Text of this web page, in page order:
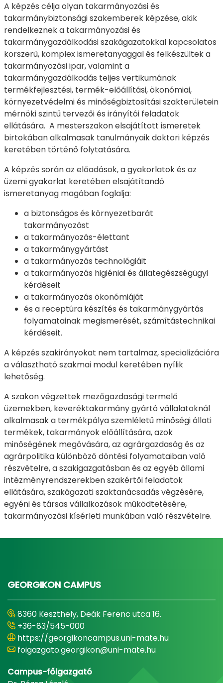
A képzés célja olyan takarmányozási és
takarmánybiztonsági szakemberek képzése, akik
rendelkeznek a takarmányozási és
takarmánygazdálkodási szakágazatokkal kapcsolatos
korszerű, komplex ismeretanyaggal és felkészültek a
takarmányozási ipar, valamint a
takarmánygazdálkodás teljes vertikumának
termékfejlesztési, termék-előállítási, ökonómiai,
környezetvédelmi és minőségbiztosítási szakterületein
mérnöki szintű tervezői és irányítói feladatok
ellátására. A mesterszakon elsajátított ismeretek
birtokában alkalmasak tanulmányaik doktori képzés
keretében történő folytatására.
A képzés során az előadások, a gyakorlatok és az
üzemi gyakorlat keretében elsajátítandó
ismeretanyag magában foglalja:
a biztonságos és környezetbarát
takarmányozást
a takarmányozás-élettant
a takarmánygyártást
a takarmányozás technológiáit
a takarmányozás higiéniai és állategészségügyi
kérdéseit
a takarmányozás ökonómiáját
és a receptúra készítés és takarmánygyártás
folyamatainak megismerését, számítástechnikai
kérdéseit.
A képzés szakirányokat nem tartalmaz, specializációra
a választható szakmai modul keretében nyílik
lehetőség.
A szakon végzettek mezőgazdasági termelő
üzemekben, keveréktakarmány gyártó vállalatoknál
alkalmasak a termékpálya szemléletű minőségi állati
termékek, takarmányok előállítására, azok
minőségének megóvására, az agrárgazdaság és az
agrárpolitika különböző döntési folyamataiban való
részvételre, a szakigazgatásban és az egyéb állami
intézményrendszerekben szakértői feladatok
ellátására, szakágazati szaktanácsadás végzésére,
egyéni és társas vállalkozások működtetésére,
takarmányozási kísérleti munkában való részvételre.
GEORGIKON CAMPUS
8360 Keszthely, Deák Ferenc utca 16.
+36-83/545-000
https://georgikoncampus.uni-mate.hu
foigazgato.georgikon@uni-mate.hu
Campus-főigazgató